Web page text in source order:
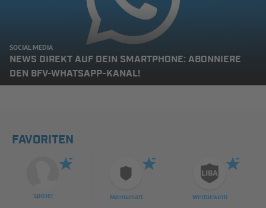
SOCIAL MEDIA
NEWS DIREKT AUF DEIN SMARTPHONE: ABONNIERE
DEN BFV-WHATSAPP-KANAL!
FAVORITEN
Spieler Mannschaft Wettbewerb